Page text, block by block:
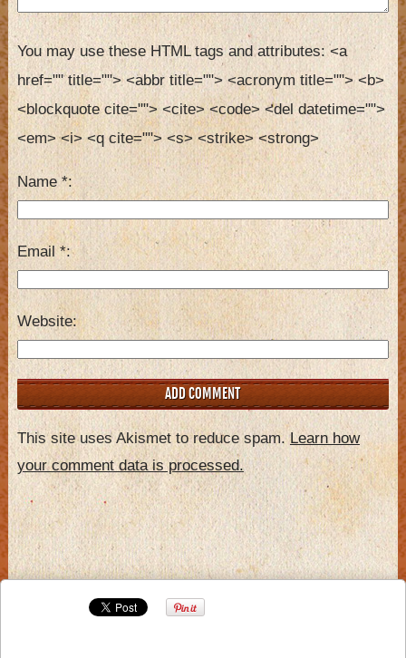
You may use these HTML tags and attributes:<a
href="" title=""> <abbr title=""> <acronym title=""> <b>
<blockquote cite=""> <cite> <code> <del datetime="">
<em> <i> <q cite=""> <s> <strike> <strong>
Name*
Email*
Website
This site uses Akismet to reduce spam.Learn how
your comment data is processed.